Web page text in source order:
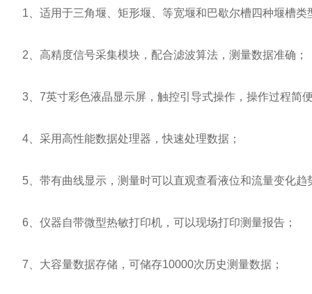
1、适用于三角堰、矩形堰、等宽堰和巴歇尔槽四种堰槽类
2、高精度信号采集模块，配合滤波算法，测量数据准确；
3、7英寸彩色液晶显示屏，触控引导式操作，操作过程简
4、采用高性能数据处理器，快速处理数据；
5、带有曲线显示，测量时可以直观查看液位和流量变化趋
6、仪器自带微型热敏打印机，可以现场打印测量报告；
7、大容量数据存储，可储存10000次历史测量数据；